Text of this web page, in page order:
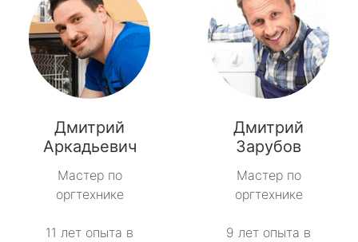
Дмитрий
Аркадьевич
Мастер по
оргтехнике
11 лет опыта в
Дмитрий
Зарубов
Мастер по
оргтехнике
9 лет опыта в